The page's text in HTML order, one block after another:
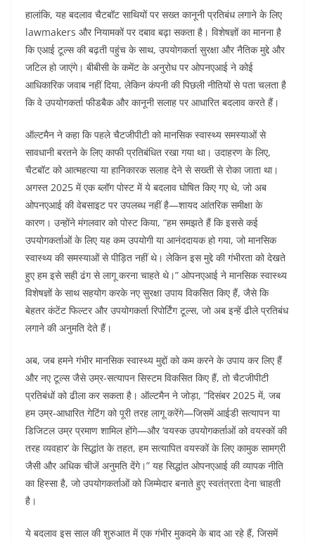
हालांकि, यह बदलाव चैटबॉट साथियों पर सख्त कानूनी प्रतिबंध लगाने के लिए
lawmakers और नियामकों पर दबाव बढ़ा सकता है। विशेषज्ञों का मानना है
कि एआई टूल्स की बढ़ती पहुंच के साथ, उपयोगकर्ता सुरक्षा और नैतिक मुद्दे और
जटिल हो जाएंगे। बीबीसी के कमेंट के अनुरोध पर ओपनएआई ने कोई
आधिकारिक जवाब नहीं दिया, लेकिन कंपनी की पिछली नीतियों से पता चलता है
कि वे उपयोगकर्ता फीडबैक और कानूनी सलाह पर आधारित बदलाव करते हैं।
ऑल्टमैन ने कहा कि पहले चैटजीपीटी को मानसिक स्वास्थ्य समस्याओं से
सावधानी बरतने के लिए काफी प्रतिबंधित रखा गया था। उदाहरण के लिए,
चैटबॉट को आत्महत्या या हानिकारक सलाह देने से सख्ती से रोका जाता था।
अगस्त 2025 में एक ब्लॉग पोस्ट में ये बदलाव घोषित किए गए थे, जो अब
ओपनएआई की वेबसाइट पर उपलब्ध नहीं है—शायद आंतरिक समीक्षा के
कारण। उन्होंने मंगलवार को पोस्ट किया, “हम समझते हैं कि इससे कई
उपयोगकर्ताओं के लिए यह कम उपयोगी या आनंददायक हो गया, जो मानसिक
स्वास्थ्य की समस्याओं से पीड़ित नहीं थे। लेकिन इस मुद्दे की गंभीरता को देखते
हुए हम इसे सही ढंग से लागू करना चाहते थे।” ओपनएआई ने मानसिक स्वास्थ्य
विशेषज्ञों के साथ सहयोग करके नए सुरक्षा उपाय विकसित किए हैं, जैसे कि
बेहतर कंटेंट फिल्टर और उपयोगकर्ता रिपोर्टिंग टूल्स, जो अब इन्हें ढीले प्रतिबंध
लगाने की अनुमति देते हैं।
अब, जब हमने गंभीर मानसिक स्वास्थ्य मुद्दों को कम करने के उपाय कर लिए हैं
और नए टूल्स जैसे उम्र-सत्यापन सिस्टम विकसित किए हैं, तो चैटजीपीटी
प्रतिबंधों को ढीला कर सकता है। ऑल्टमैन ने जोड़ा, “दिसंबर 2025 में, जब
हम उम्र-आधारित गेटिंग को पूरी तरह लागू करेंगे—जिसमें आईडी सत्यापन या
डिजिटल उम्र प्रमाण शामिल होंगे—और ‘वयस्क उपयोगकर्ताओं को वयस्कों की
तरह व्यवहार’ के सिद्धांत के तहत, हम सत्यापित वयस्कों के लिए कामुक सामग्री
जैसी और अधिक चीजें अनुमति देंगे।” यह सिद्धांत ओपनएआई की व्यापक नीति
का हिस्सा है, जो उपयोगकर्ताओं को जिम्मेदार बनाते हुए स्वतंत्रता देना चाहती
है।
ये बदलाव इस साल की शुरुआत में एक गंभीर मुकदमे के बाद आ रहे हैं, जिसमें